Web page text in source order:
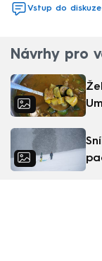
Vstup do diskuze
Návrhy pro